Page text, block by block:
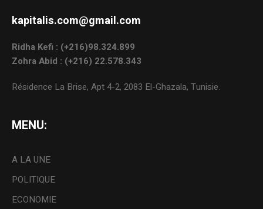
kapitalis.com@gmail.com
Ridha Kefi : (+216)98.324.899
Zohra Abid : (+216) 22.578.343
Résidence La Brise, Apt 4-2, 2083 El-Ghazala, Tunisie.
MENU:
A LA UNE
POLITIQUE
ECONOMIE